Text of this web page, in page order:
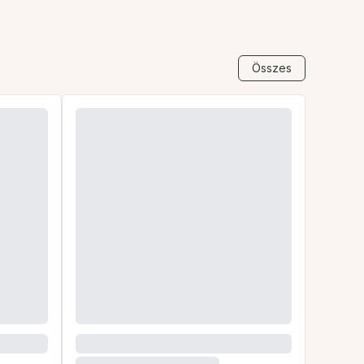
Összes